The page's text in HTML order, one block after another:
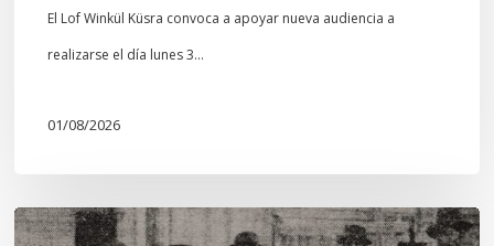
El Lof Winkül Küsra convoca a apoyar nueva audiencia a
realizarse el día lunes 3…
01/08/2026
Chawrakawin: